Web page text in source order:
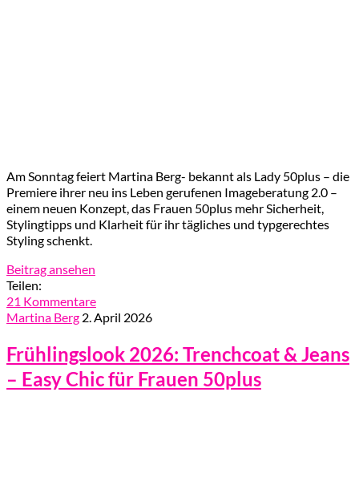
Am Sonntag feiert Martina Berg- bekannt als Lady 50plus – die
Premiere ihrer neu ins Leben gerufenen Imageberatung 2.0 –
einem neuen Konzept, das Frauen 50plus mehr Sicherheit,
Stylingtipps und Klarheit für ihr tägliches und typgerechtes
Styling schenkt.
Beitrag ansehen
Teilen:
21 Kommentare
Martina Berg 2. April 2026
Frühlingslook 2026: Trenchcoat & Jeans
– Easy Chic für Frauen 50plus